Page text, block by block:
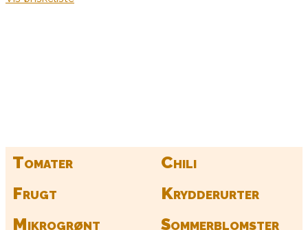
Tomater
Chili
Frugt
Krydderurter
Mikrogrønt
Sommerblomster